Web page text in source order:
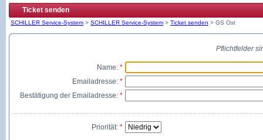
Ticket senden
SCHILLER Service-System > SCHILLER Service-System > Ticket senden > GS Ost
Pflichtfelder
Name: *
Emailadresse: *
Bestätigung der Emailadresse: *
Priorität: *